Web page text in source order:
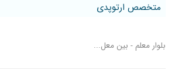
متخصص ارتوپدی
بلوار معلم - بین معل...